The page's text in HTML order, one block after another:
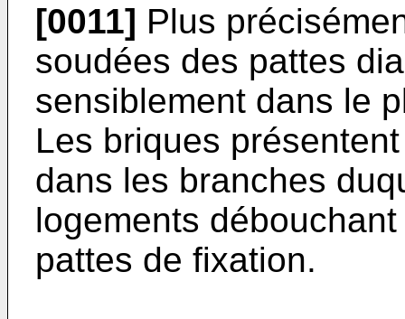
[0011] Plus
soudées des pattes
sensiblement dans le
Les briques
dans les branches
logements
pattes de fixation.